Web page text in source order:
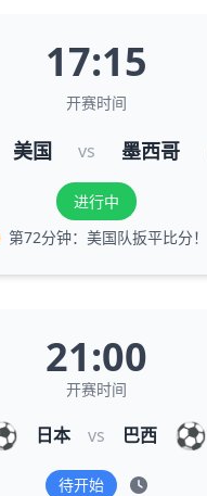
17:15
开赛时间
美国 vs 墨西哥
进行中
第72分钟：美国队扳平比分！
21:00
开赛时间
日本 vs 巴西 ⚽
待开始